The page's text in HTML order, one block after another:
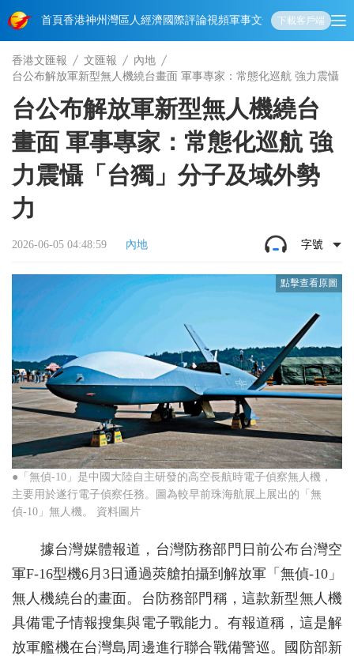
首頁香港神州 灣區人經濟國際評論視頻軍事文化 娛樂生活教育體
下載客戶端
香港文匯報 文匯報
內地
台公布解放軍新型無人機繞台畫面 軍事專家：常態化巡航 強力震懾
台公布解放軍新型無人機繞台
畫面 軍事專家：常態化巡航 強
力震懾「台獨」分子及域外勢
力
2026-06-05 04:48:59 內地 字號
●「無偵-10」是中國大陸自主研發的高空長航時電子偵察無人機，
主要用於遂行電子偵察任務。圖為較早前珠海航展上展出的「無
偵-10」無人機。 資料圖片
據台灣媒體報道，台灣防務部門日前公布台灣空
軍F-16型機6月3日通過莢艙拍攝到解放軍「無偵-10」
無人機繞台的畫面。台防務部門稱，這款新型無人機
具備電子情報搜集與電子戰能力。有報道稱，這是解
放軍艦機在台灣島周邊進行聯合戰備警巡。國防部新